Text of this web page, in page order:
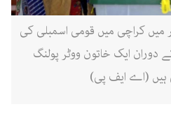
اس تصویر میں کراچی میں قومی اسمبلی کی
ایک خاتون ووٹر پولنگ
ہیں (اے ایف پی)